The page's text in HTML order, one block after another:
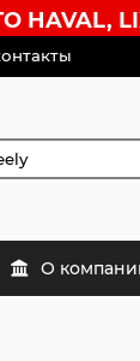
О